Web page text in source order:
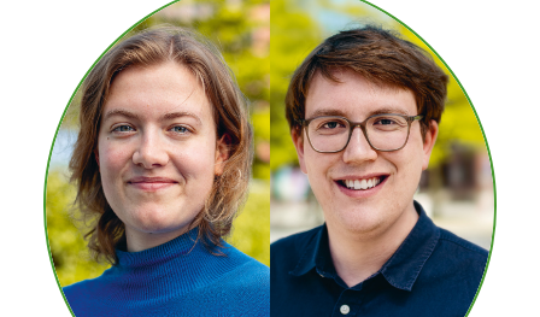
Mitglied werden
Kommunalpolitik
Engagement-Sprechstunde
Grüne Jugend